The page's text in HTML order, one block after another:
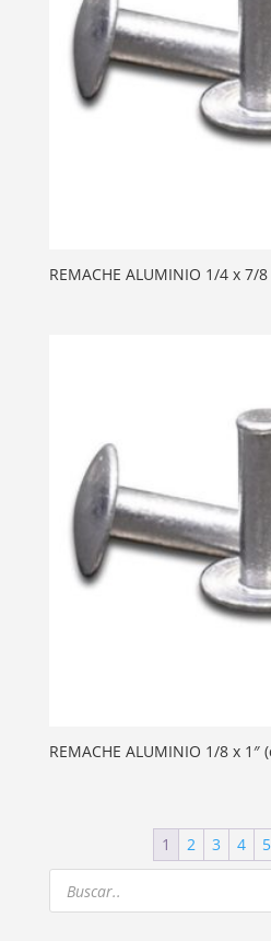
REMACHE ALUMINIO 1/4 x 7/
REMACHE ALUMINIO 1/8 x 1″
1 2 3 4 5
Products
search